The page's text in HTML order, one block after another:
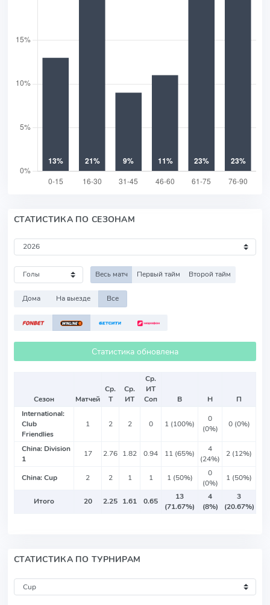
СТАТИСТИКА ПО СЕЗОНАМ
Весь матч Первый тайм Второй тайм
Дома На выезде Все
Статистика обновлена
Сезон Матчей
Ср.
Т
Ср.
ИТ
Ср.
ИТ
Соп
В Н
П
International:
Club
Friendlies
1 2 2 0 1 (100%)
0
(0%)
0 (0%)
China: Division
1
17 2.76 1.82 0.94 11 (65%)
4
(24%)
2 (12%)
China: Cup 2 2 1 1 1 (50%)
0
(0%)
1 (50%)
Итого 20 2.25 1.61 0.65
13
(71.67%)
4
(8%)
3
(20.67%)
СТАТИСТИКА ПО ТУРНИРАМ